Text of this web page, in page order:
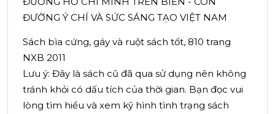
ĐƯỜNG Ý CHÍ VÀ SỨC SÁNG TẠO VIỆT NAM
Sách bìa cứng, gáy và ruột sách tốt, 810 trang
NXB 2011
Lưu ý: Đây là sách cũ đã qua sử dụng nên không
tránh khỏi có dấu tích của thời gian. Bạn đọc vui
lòng tìm hiểu và xem kỹ hình tình trạng sách